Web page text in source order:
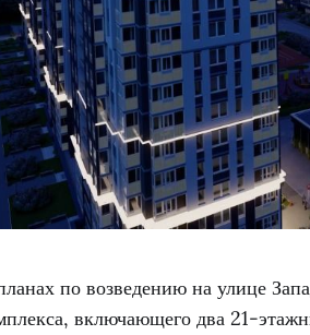
по возведению на улице
включающего два 21-